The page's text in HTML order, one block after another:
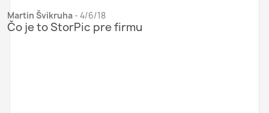
Martin Švikruha - 4/6/18
Čo je to StorPic pre firmu